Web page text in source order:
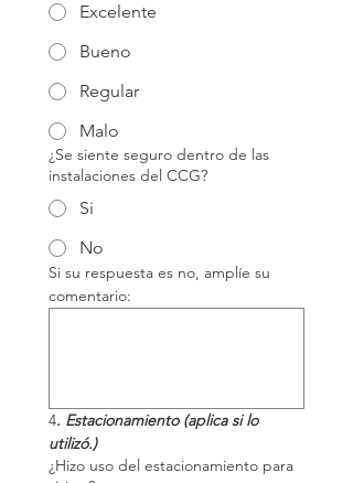
Excelente
Bueno
Regular
Malo
¿Se siente seguro dentro de las
instalaciones del CCG?
Si
No
Si su respuesta es no, amplíe su
comentario:
4. Estacionamiento (aplica si lo
utilizó.)
¿Hizo uso del estacionamiento para